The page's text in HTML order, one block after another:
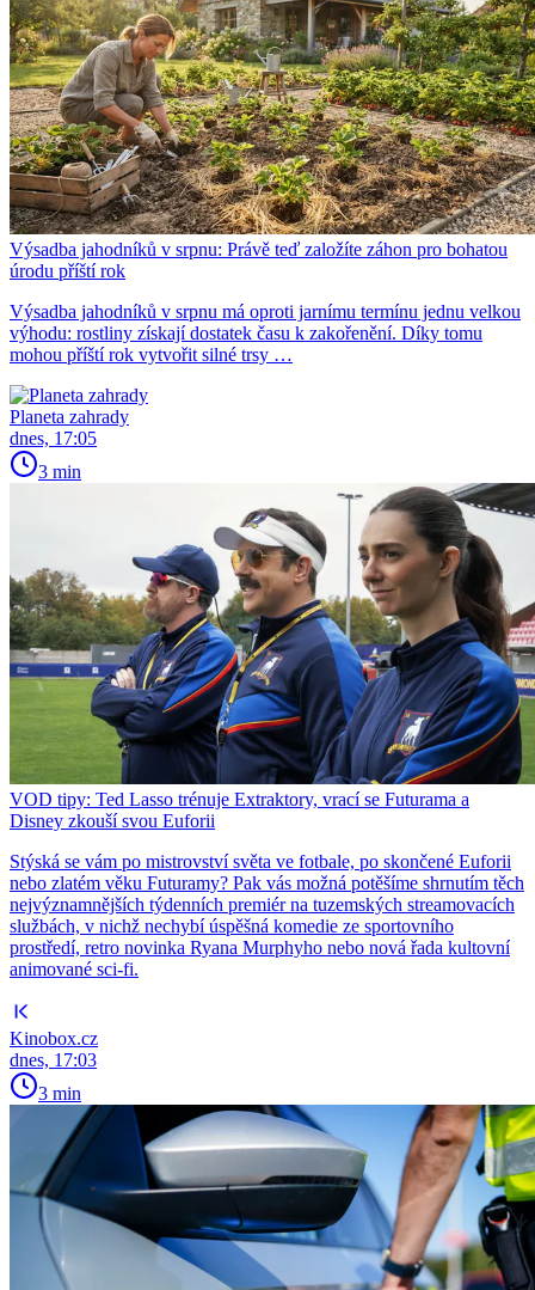
Výsadba jahodníků v srpnu: Právě teď založíte záhon pro bohatou
úrodu příští rok
Výsadba jahodníků v srpnu má oproti jarnímu termínu jednu velkou
výhodu: rostliny získají dostatek času k zakořenění. Díky tomu
mohou příští rok vytvořit silné trsy …
Planeta zahrady
dnes, 17:05
3 min
VOD tipy: Ted Lasso trénuje Extraktory, vrací se Futurama a
Disney zkouší svou Euforii
Stýská se vám po mistrovství světa ve fotbale, po skončené Euforii
nebo zlatém věku Futuramy? Pak vás možná potěšíme shrnutím těch
nejvýznamnějších týdenních premiér na tuzemských streamovacích
službách, v nichž nechybí úspěšná komedie ze sportovního
prostředí, retro novinka Ryana Murphyho nebo nová řada kultovní
animované sci-fi.
Kinobox.cz
dnes, 17:03
3 min